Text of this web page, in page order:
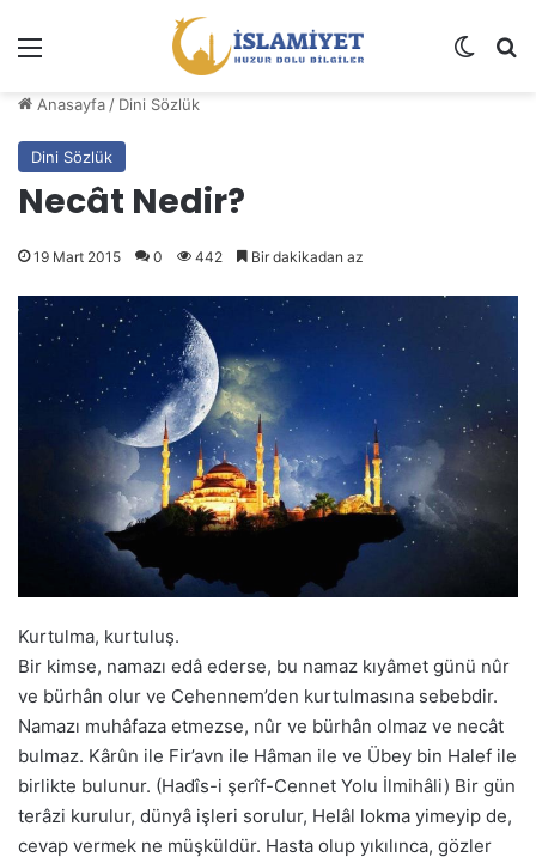
Dış
Anasayfa / Dini Sözlük
Dini Sözlük
Necât Nedir?
19 Mart 2015 0 442 Bir dakikadan az
Kurtulma, kurtuluş.
Bir kimse, namazı edâ ederse, bu namaz kıyâmet günü nûr
ve bürhân olur ve Cehennem’den kurtulmasına sebebdir.
Namazı muhâfaza etmezse, nûr ve bürhân olmaz ve necât
bulmaz. Kârûn ile Fir’avn ile Hâman ile ve Übey bin Halef ile
birlikte bulunur. (Hadîs-i şerîf-Cennet Yolu İlmihâli) Bir gün
terâzi kurulur, dünyâ işleri sorulur, Helâl lokma yimeyip de,
cevap vermek ne müşküldür. Hasta olup yıkılınca, gözler